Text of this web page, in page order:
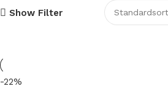
Show Filter
-22%